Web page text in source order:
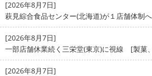
[2026年8月7日]
萩見綜合食品センター(北海道)が１店舗体
[2026年8月7日]
一部店舗休業続く三栄堂(東京)に視線 [製菓
[2026年8月7日]